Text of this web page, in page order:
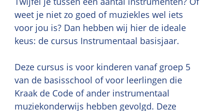
weet je niet zo goed of muziekles wel iets
voor jou is? Dan hebben wij hier de ideale
keus: de cursus Instrumentaal basisjaar.
Deze cursus is voor kinderen vanaf groep 5
van de basisschool of voor leerlingen die
Kraak de Code of ander instrumentaal
muziekonderwijs hebben gevolgd. Deze